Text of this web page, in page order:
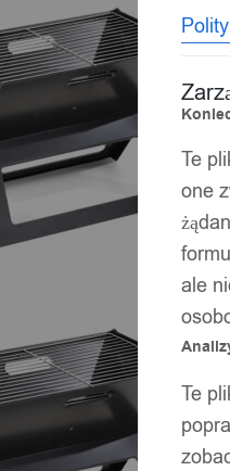
Te
one
ale
Te